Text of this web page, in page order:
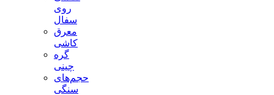
روی
سفال
معرق
کاشی
گره
چینی
حجم‌های
سنگی